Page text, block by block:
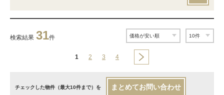
検索結果 31件
1 2 3 4
チェックした物件（最大10件まで）を まとめてお問い合わせ